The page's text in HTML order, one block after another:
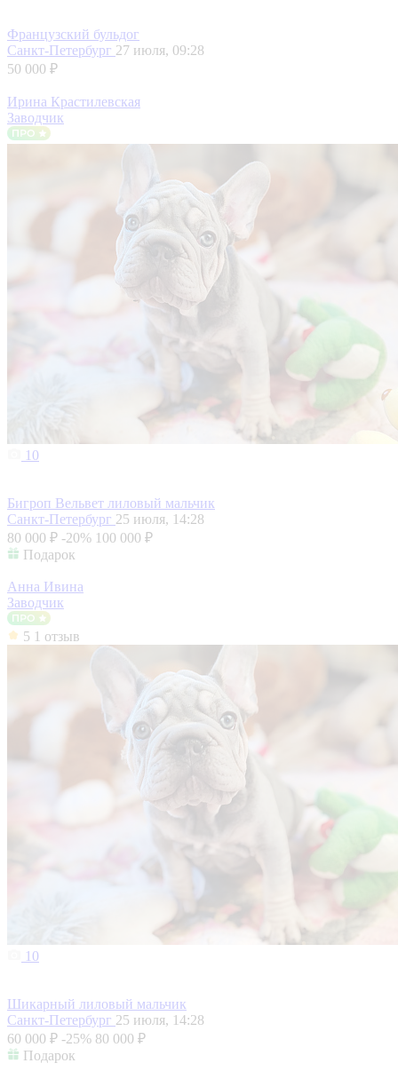
Французский бульдог
Санкт-Петербург 27 июля, 09:28
50 000 ₽
Ирина Крастилевская
Заводчик
10
Бигроп Вельвет лиловый мальчик
Санкт-Петербург 25 июля, 14:28
80 000 ₽ -20% 100 000 ₽
Подарок
Анна Ивина
Заводчик
5 1 отзыв
10
Шикарный лиловый мальчик
Санкт-Петербург 25 июля, 14:28
60 000 ₽ -25% 80 000 ₽
Подарок